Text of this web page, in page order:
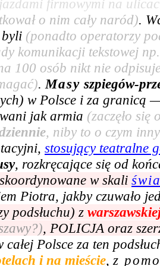
firmowymi na
o nim cały naród).
byli (ponadto operatorzy
komunikacji tekstowej
100 osób nikt nie
. Masy szpiegów-
w Polsce i za granicą
jak armia (zaczęło się
, niby to o czym
stosujący teatralne
, rozkręcające się od
w skali
Piotra, jakby czuwało
podsłuchu) z
, POLICJA oraz
Polsce za ten
i na mieście, z